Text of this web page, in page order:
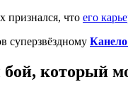
признался, что его
суперзвёздному
который